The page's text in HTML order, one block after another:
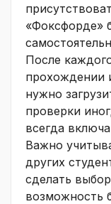
«Фоксфорде»
После
прохождении
нужно
проверки
всегда
Важно
других
сделать
возможность